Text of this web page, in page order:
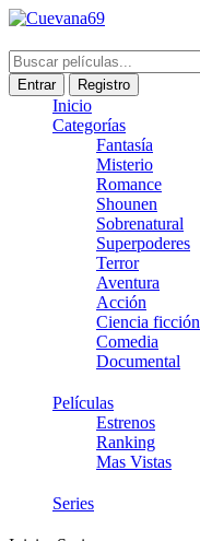
Entrar Registro
Inicio
Categorías
Fantasía
Misterio
Romance
Shounen
Sobrenatural
Superpoderes
Terror
Aventura
Acción
Ciencia ficción
Comedia
Documental
Películas
Estrenos
Ranking
Mas Vistas
Series